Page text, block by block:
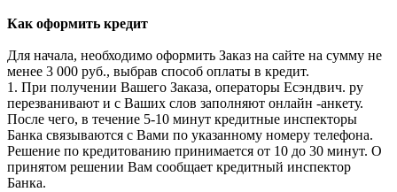
Как оформить кредит
Для начала, необходимо оформить Заказ на сайте на сумму не
менее 3 000 руб., выбрав способ оплаты в кредит.
1. При получении Вашего Заказа, операторы Есэндвич. ру
перезванивают и с Ваших слов заполняют онлайн -анкету.
После чего, в течение 5-10 минут кредитные инспекторы
Банка связываются с Вами по указанному номеру телефона.
Решение по кредитованию принимается от 10 до 30 минут. О
принятом решении Вам сообщает кредитный инспектор
Банка.